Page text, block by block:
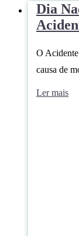
Dia
O
causa de
Ler mais